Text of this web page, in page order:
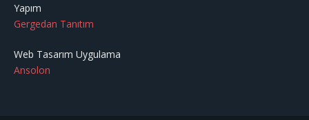
Yapım
Gergedan Tanıtım
Web Tasarım Uygulama
Ansolon